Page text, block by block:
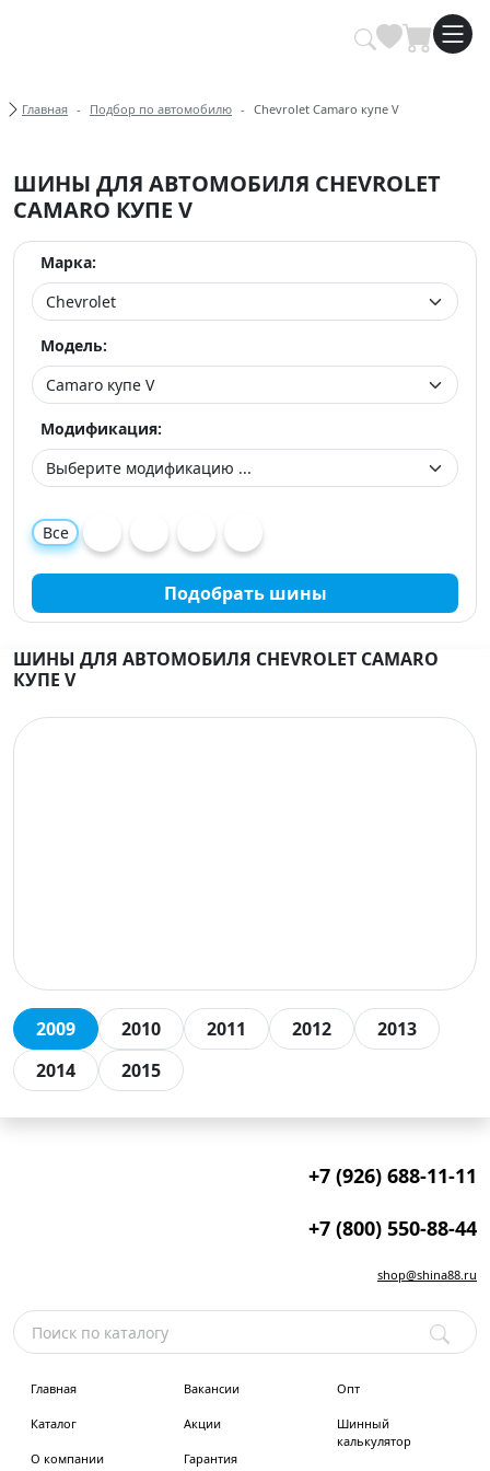
Купить автомобильные шины
Хлебные крошки
Главная Подбор по автомобилю Chevrolet Camaro купе V
ШИНЫ ДЛЯ АВТОМОБИЛЯ CHEVROLET
CAMARO КУПЕ V
Марка:
Модель:
Модификация:
Все
Подобрать шины
ШИНЫ ДЛЯ АВТОМОБИЛЯ CHEVROLET CAMARO
КУПЕ V
2009 2010 2011 2012
2013
2014
2015
+7 (926) 688-11-11
+7 (800) 550-88-44
shop@shina88.ru
Главная
Каталог
О компании
Вакансии
Акции
Гарантия
Опт
Шинный
калькулятор